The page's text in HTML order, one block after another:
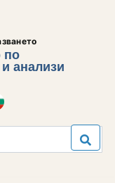
по
анализи